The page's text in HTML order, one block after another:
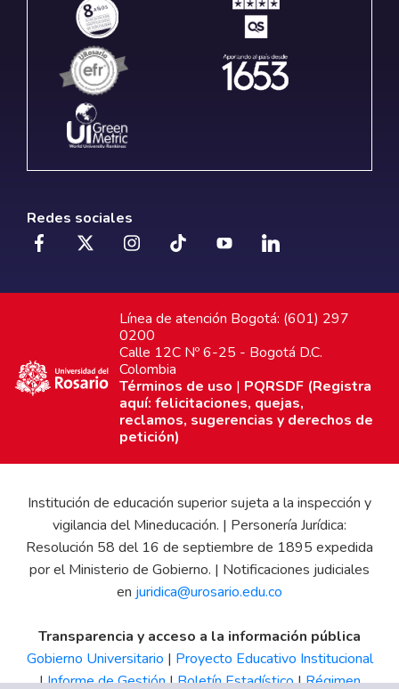
Redes sociales
Línea de atención Bogotá: (601) 297
0200
Calle 12C Nº 6-25 - Bogotá D.C.
Colombia
Términos de uso | PQRSDF (Registra
aquí: felicitaciones, quejas,
reclamos, sugerencias y derechos de
petición)
Institución de educación superior sujeta a la inspección y
vigilancia del Mineducación. | Personería Jurídica:
Resolución 58 del 16 de septiembre de 1895 expedida
por el Ministerio de Gobierno. | Notificaciones judiciales
en juridica@urosario.edu.co
Transparencia y acceso a la información pública
Gobierno Universitario | Proyecto Educativo Institucional
|Informe de Gestión|Boletín Estadístico|Régimen